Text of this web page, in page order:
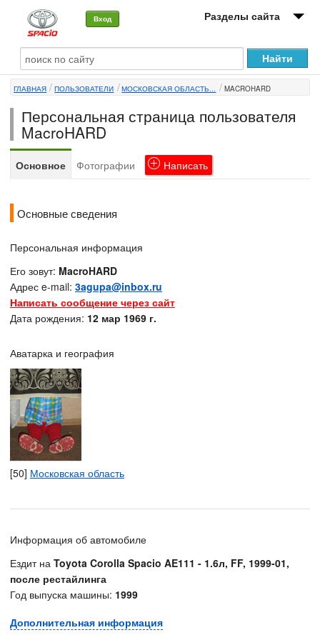
Вход Разделы сайта
О машине
Автоклуб
Форумы
Сервисы и услуги
ГЛАВНАЯ ПОЛЬЗОВАТЕЛИ МОСКОВСКАЯ ОБЛАСТЬ... MACROHARD
Персональная страница пользователя
MacroHARD
Основное Фотографии Написать
Основные сведения
Персональная информация
Его зовут: MacroHARD
Адрес e-mail: 3agupa@inbox.ru
Написать сообщение через сайт
Дата рождения: 12 мар 1969 г.
Аватарка и география
[50] Московская область
Информация об автомобиле
Ездит на Toyota Corolla Spacio AE111 - 1.6л, FF, 1999-01,
после рестайлинга
Год выпуска машины: 1999
Дополнительная информация